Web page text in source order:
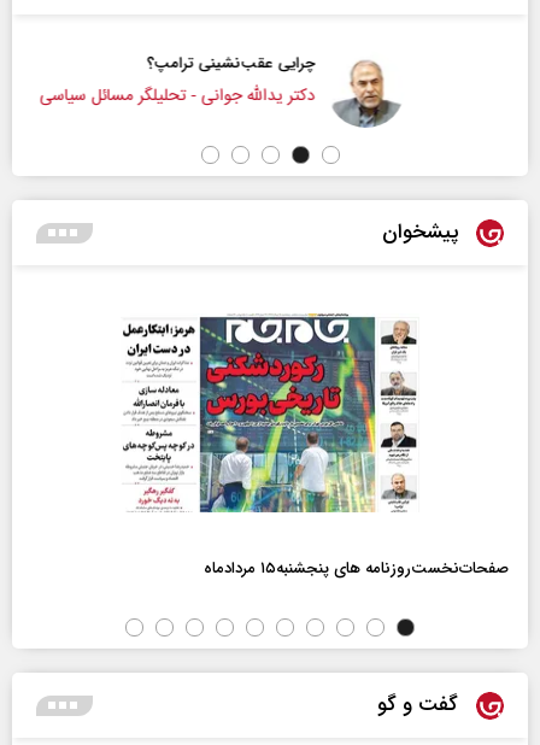
چرایی عقب‌نشینی ترامپ؟
دکتر یدالله جوانی - تحلیلگر مسائل سیاسی
پیشخوان
صفحات‌نخست‌روزنامه ها‌ی پنجشنبه‌۱۵ مردادماه
گفت و گو